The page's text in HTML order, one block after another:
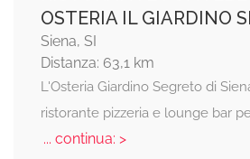
OSTERIA IL GIARDINO
Siena, SI
Distanza: 63,1 km
L'Osteria Giardino Segreto di
ristorante pizzeria e lounge bar
... continua: >